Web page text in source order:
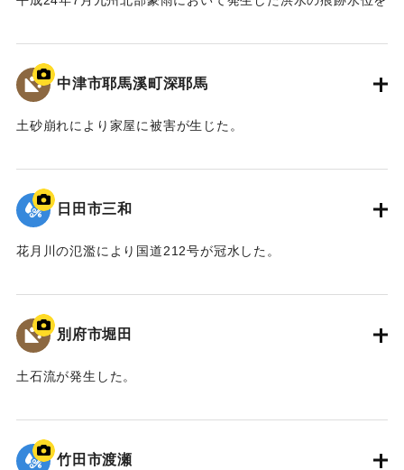
水対策については地域合意が前提」として、治水や文化財等
の学識者を交えた「山国川治水対策検討委員会」を設置し、
平成27年1月から平成28年3月にわたり、架替を含む複数の治
最終的に、「馬溪橋を存置して、河道掘削と川幅拡幅、堤
防整備を行う」治水対策案を、模型実験により地元住民と確
認し合意を経て、整備方針として決定した。
景観保全など多分野にわたる検討を、国土交通省、中津市な
平成30年11月 国土交通省山国川河川事務所
中津市
【出典：碑文】
｜固有コード:09922073
青の禅海橋のたもとに設置してある。
｜固有コード: 09922065
中津市耶馬溪町深耶馬
土砂崩れにより家屋に被害が生じた。
｜固有コード:09922064
日田市三和
花月川の氾濫により国道212号が冠水した。
｜固有コード:09922063
別府市堀田
土石流が発生した。
｜固有コード:09922062
竹田市渡瀬